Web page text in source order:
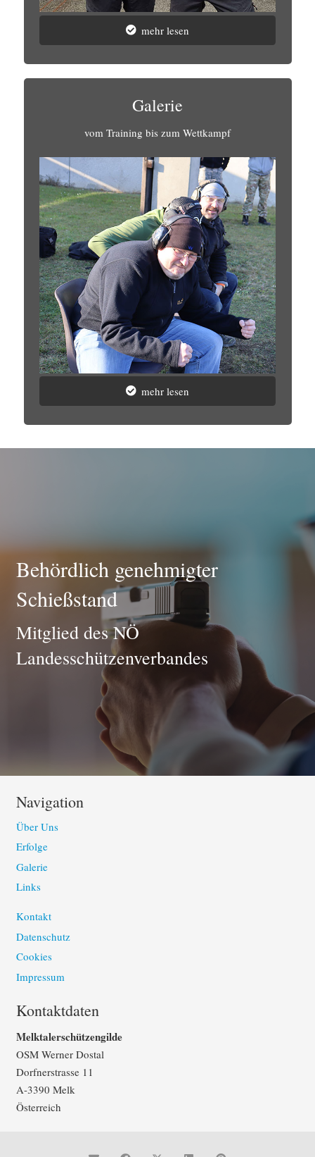
mehr lesen
Galerie
vom Training bis zum Wettkampf
mehr lesen
Behördlich genehmigter
Schießstand
Mitglied des NÖ
Landesschützenverbandes
Navigation
Über Uns
Erfolge
Galerie
Links
Kontakt
Datenschutz
Cookies
Impressum
Kontaktdaten
Melktalerschützengilde
OSM Werner Dostal
Dorfnerstrasse 11
A-3390 Melk
Österreich